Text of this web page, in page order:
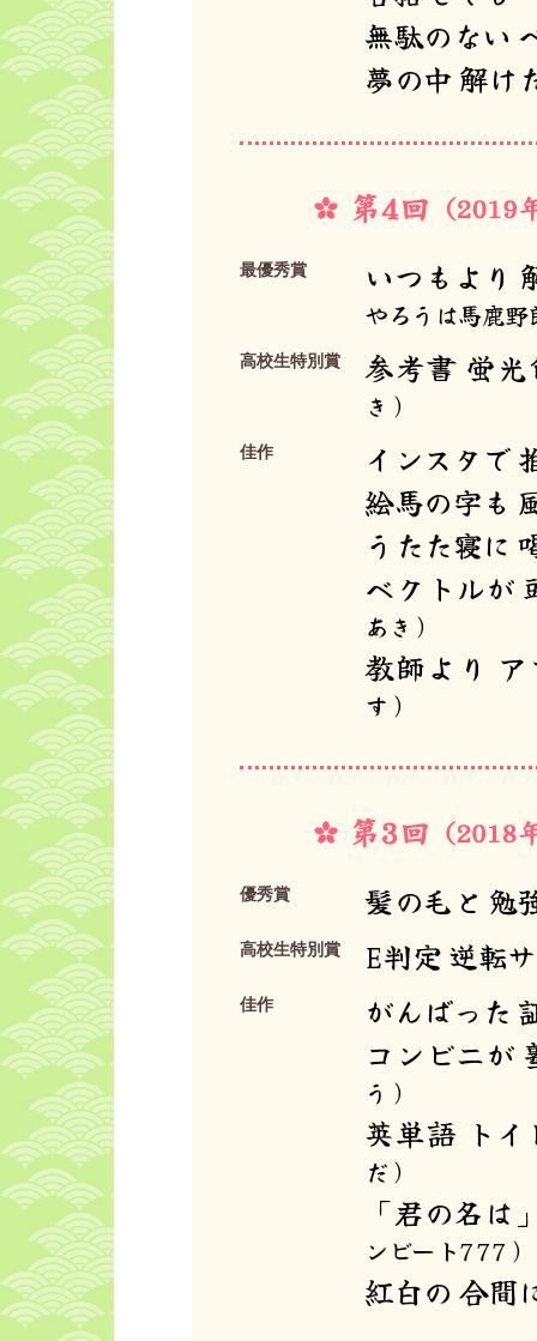
無駄のない
夢の中 解け
最優秀賞 いつもより
やろうは馬鹿野
高校生特別賞 参考書 蛍
き）
佳作
インスタで
絵馬の字も
うたた寝に
ベクトルが
あき）
教師より
す）
優秀賞 髪の毛と 勉
高校生特別賞 E判定 逆転
佳作
がんばった
コンビニが
う）
英単語 ト
だ）
「君の名は
ンビート777）
紅白の 合間